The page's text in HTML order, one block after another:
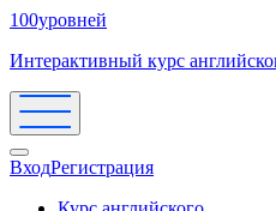
100уровней
Интерактивный курс
ВходРегистрация